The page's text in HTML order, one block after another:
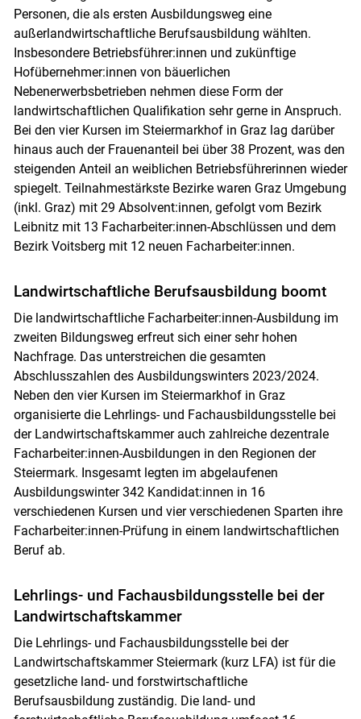
Personen, die als ersten Ausbildungsweg eine
außerlandwirtschaftliche Berufsausbildung wählten.
Insbesondere Betriebsführer:innen und zukünftige
Hofübernehmer:innen von bäuerlichen
Nebenerwerbsbetrieben nehmen diese Form der
landwirtschaftlichen Qualifikation sehr gerne in Anspruch.
Bei den vier Kursen im Steiermarkhof in Graz lag darüber
hinaus auch der Frauenanteil bei über 38 Prozent, was den
steigenden Anteil an weiblichen Betriebsführerinnen wieder
spiegelt. Teilnahmestärkste Bezirke waren Graz Umgebung
(inkl. Graz) mit 29 Absolvent:innen, gefolgt vom Bezirk
Leibnitz mit 13 Facharbeiter:innen-Abschlüssen und dem
Bezirk Voitsberg mit 12 neuen Facharbeiter:innen.
Landwirtschaftliche Berufsausbildung boomt
Die landwirtschaftliche Facharbeiter:innen-Ausbildung im
zweiten Bildungsweg erfreut sich einer sehr hohen
Nachfrage. Das unterstreichen die gesamten
Abschlusszahlen des Ausbildungswinters 2023/2024.
Neben den vier Kursen im Steiermarkhof in Graz
organisierte die Lehrlings- und Fachausbildungsstelle bei
der Landwirtschaftskammer auch zahlreiche dezentrale
Facharbeiter:innen-Ausbildungen in den Regionen der
Steiermark. Insgesamt legten im abgelaufenen
Ausbildungswinter 342 Kandidat:innen in 16
verschiedenen Kursen und vier verschiedenen Sparten ihre
Facharbeiter:innen-Prüfung in einem landwirtschaftlichen
Beruf ab.
Lehrlings- und Fachausbildungsstelle bei der
Landwirtschaftskammer
Die Lehrlings- und Fachausbildungsstelle bei der
Landwirtschaftskammer Steiermark (kurz LFA) ist für die
gesetzliche land- und forstwirtschaftliche
Berufsausbildung zuständig. Die land- und